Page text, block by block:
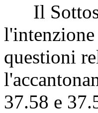
Il
questioni
37.58 e